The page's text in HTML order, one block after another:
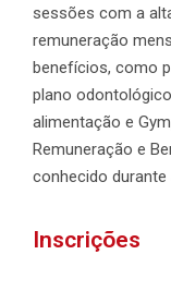
sessões com a
remuneração
benefícios, como
plano
alimentação e
Remuneração e
conhecido durante
Inscrições